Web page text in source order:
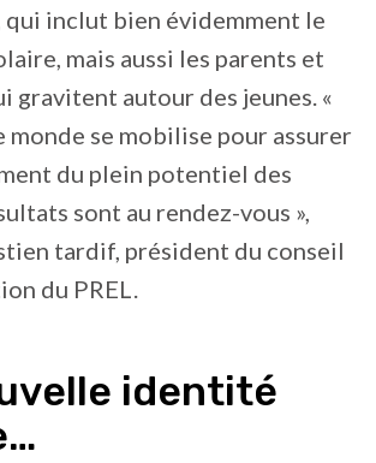
qui inclut bien évidemment le
mais aussi les parents et
gravitent autour des jeunes. «
monde se mobilise pour assurer
du plein potentiel des
sont au rendez-vous »,
tardif, président du conseil
du PREL.
identité